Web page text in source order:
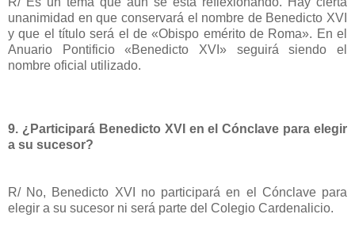
unanimidad en que conservará el nombre de Benedicto XVI
y que el título será el de «Obispo emérito de Roma». En el
Anuario Pontificio «Benedicto XVI» seguirá siendo el
nombre oficial utilizado.
9. ¿Participará Benedicto XVI en el Cónclave para elegir
a su sucesor?
R/ No, Benedicto XVI no participará en el Cónclave para
elegir a su sucesor ni será parte del Colegio Cardenalicio.